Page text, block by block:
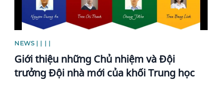
NEWS | | | |
Giới thiệu những Chủ nhiệm và Đội
trưởng Đội nhà mới của khối Trung học